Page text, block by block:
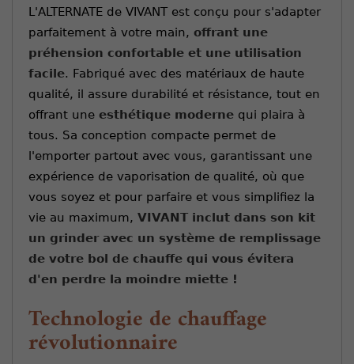
L'ALTERNATE de VIVANT est conçu pour s'adapter
parfaitement à votre main, offrant une
préhension confortable et une utilisation
facile. Fabriqué avec des matériaux de haute
qualité, il assure durabilité et résistance, tout en
offrant une esthétique moderne qui plaira à
tous. Sa conception compacte permet de
l'emporter partout avec vous, garantissant une
expérience de vaporisation de qualité, où que
vous soyez et pour parfaire et vous simplifiez la
vie au maximum, VIVANT inclut dans son kit
un grinder avec un système de remplissage
de votre bol de chauffe qui vous évitera
d'en perdre la moindre miette !
Technologie de chauffage
révolutionnaire